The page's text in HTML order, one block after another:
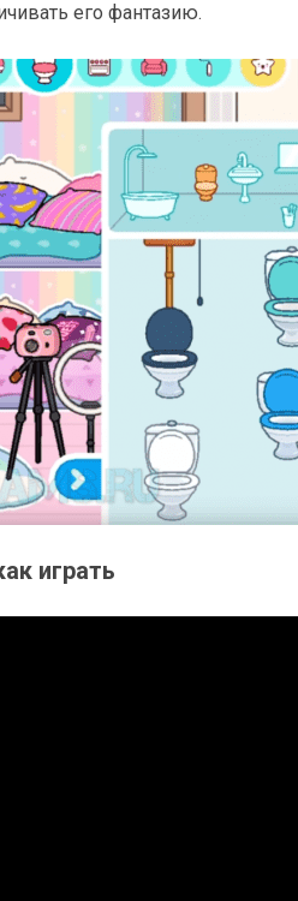
его фантазию.
играть